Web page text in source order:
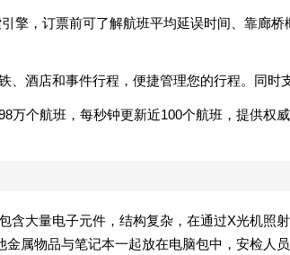
擎，订票前可了解航班平均延误时间、靠廊
酒店和事件行程，便捷管理您的行程。同时
个航班，每秒钟更新近100个航班，提供权
含大量电子元件，结构复杂，在通过X光机照
属物品与笔记本一起放在电脑包中，安检人